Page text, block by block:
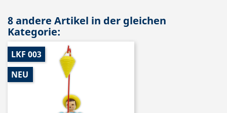
8 andere Artikel in der gleichen
Kategorie:
LKF 003
NEU